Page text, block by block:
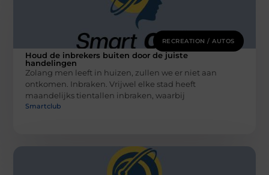
RECREATION / AUTOS
Houd de inbrekers buiten door de juiste
handelingen
Zolang men leeft in huizen, zullen we er niet aan
ontkomen. Inbraken. Vrijwel elke stad heeft
maandelijks tientallen inbraken, waarbij
Smartclub